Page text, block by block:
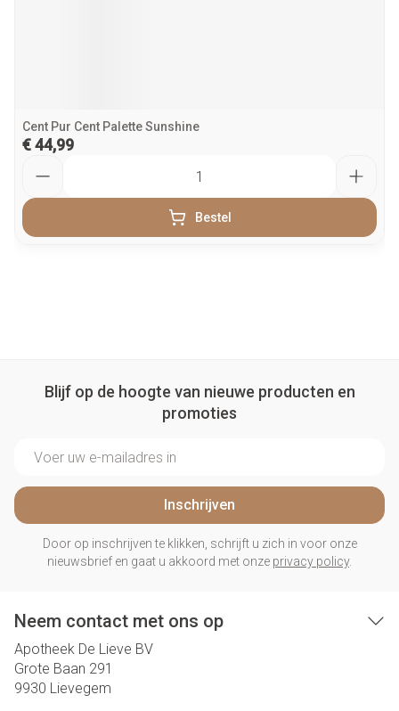
Cent Pur Cent Palette Sunshine
€ 44,99
Bestel
Blijf op de hoogte van nieuwe producten en
promoties
Inschrijven
Door op inschrijven te klikken, schrijft u zich in voor onze
nieuwsbrief en gaat u akkoord met onze privacy policy.
Neem contact met ons op
Apotheek De Lieve BV
Grote Baan 291
9930 Lievegem